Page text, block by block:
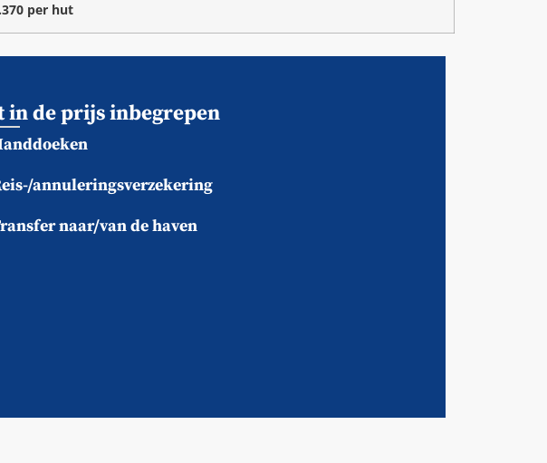
per hut
in de prijs inbegrepen
annuleringsverzekering
naar/van de haven